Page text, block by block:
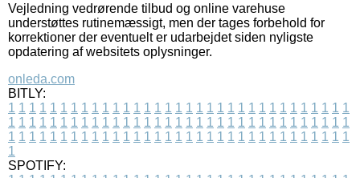
Vejledning vedrørende tilbud og online varehuse
understøttes rutinemæssigt, men der tages forbehold for
korrektioner der eventuelt er udarbejdet siden nyligste
opdatering af websitets oplysninger.
onleda.com
BITLY:
1 1 1 1 1 1 1 1 1 1 1 1 1 1 1 1 1 1 1 1 1 1 1 1 1 1 1 1 1 1 1 1 1
1 1 1 1 1 1 1 1 1 1 1 1 1 1 1 1 1 1 1 1 1 1 1 1 1 1 1 1 1 1 1 1 1
1 1 1 1 1 1 1 1 1 1 1 1 1 1 1 1 1 1 1 1 1 1 1 1 1 1 1 1 1 1 1 1 1
1
SPOTIFY: